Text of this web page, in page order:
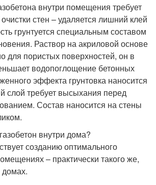
внутри помещения требует
стен – удаляется лишний клей
грунтуется специальным составом
Раствор на акриловой основе
для пористых поверхностей, он в
водопоглощение бетонных
эффекта грунтовка наносится
слой требует высыхания перед
Состав наносится на стены
внутри дома?
созданию оптимального
– практически такого же,
домах.